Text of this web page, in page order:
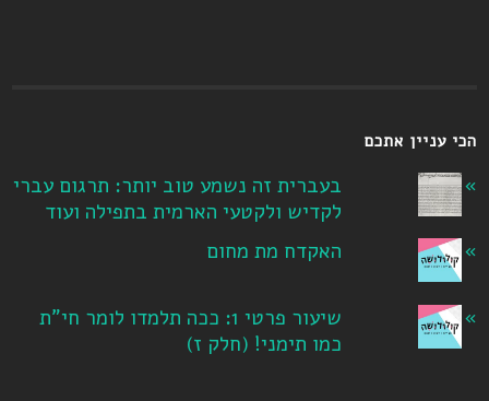
הכי עניין אתכם
בעברית זה נשמע טוב יותר: תרגום עברי
לקדיש ולקטעי הארמית בתפילה ועוד
האקדח מת מחום
שיעור פרטי 1: ככה תלמדו לומר חי"ת
כמו תימני! ‏(חלק ז‏)